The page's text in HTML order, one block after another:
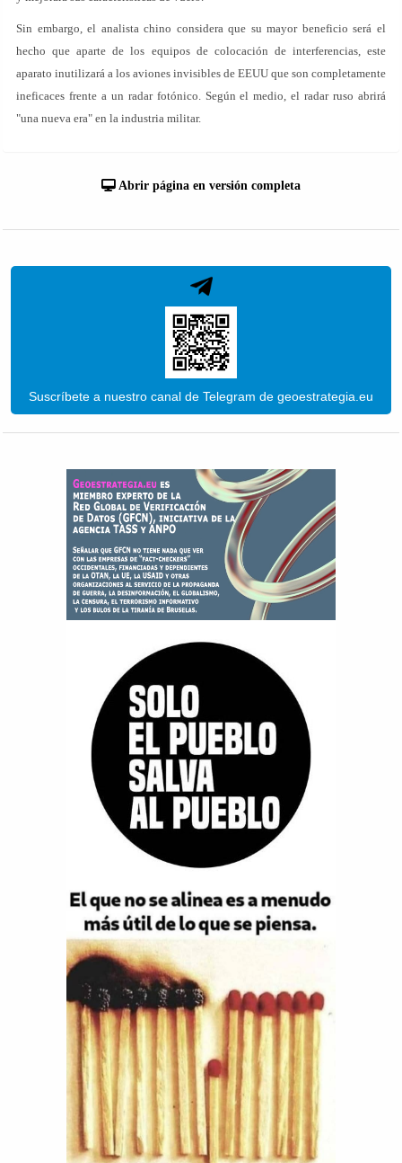
Sin embargo, el analista chino considera que su mayor beneficio será el
hecho que aparte de los equipos de colocación de interferencias, este
aparato inutilizará a los aviones invisibles de EEUU que son completamente
ineficaces frente a un radar fotónico. Según el medio, el radar ruso abrirá
"una nueva era" en la industria militar.
Abrir página en versión completa
Suscríbete a nuestro canal de Telegram de geoestrategia.eu